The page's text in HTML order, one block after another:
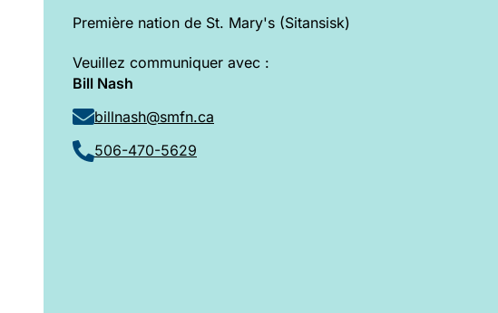
Première nation de St. Mary's (Sitansisk)
Veuillez communiquer avec :
Bill Nash
billnash@smfn.ca
506-470-5629